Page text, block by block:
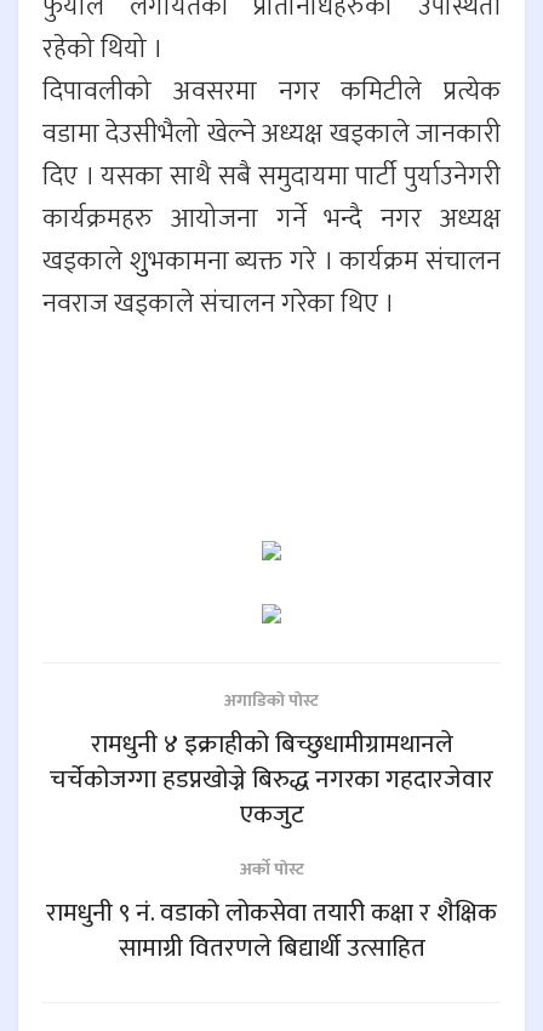
रहेको थियो ।
दिपावलीको अवसरमा नगर कमिटीले प्रत्येक
वडामा देउसीभैलो खेल्ने अध्यक्ष खड्काले जानकारी
दिए । यसका साथै सबै समुदायमा पार्टी पुर्याउनेगरी
कार्यक्रमहरु आयोजना गर्ने भन्दै नगर अध्यक्ष
खड्काले शुुभकामना ब्यक्त गरे । कार्यक्रम संचालन
नवराज खड्काले संचालन गरेका थिए ।
अगाडिकाे पाेस्ट
रामधुनी ४ इक्राहीको बिच्छुधामीग्रामथानले
चर्चेकोजग्गा हडप्नखोज्ने बिरुद्ध नगरका गहदारजेवार
एकजुट
अर्काे पाेस्ट
रामधुनी ९ नं. वडाको लोकसेवा तयारी कक्षा र शैक्षिक
सामाग्री वितरणले बिद्यार्थी उत्साहित